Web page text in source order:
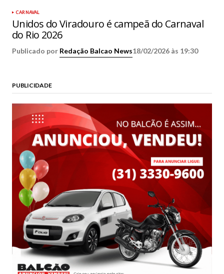
CARNAVAL
Unidos do Viradouro é campeã do Carnaval
do Rio 2026
Publicado por Redação Balcao News18/02/2026 às 19:30
PUBLICIDADE